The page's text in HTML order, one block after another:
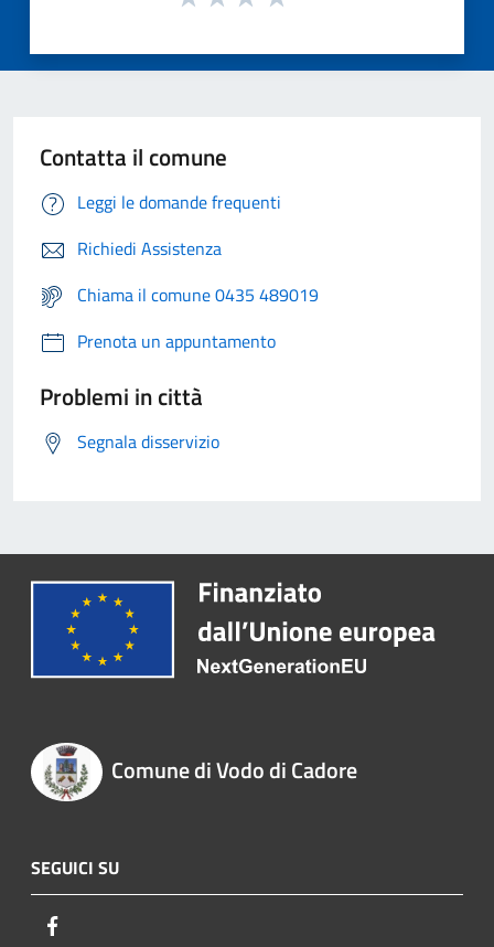
Contatta il comune
Leggi le domande frequenti
Richiedi Assistenza
Chiama il comune 0435 489019
Prenota un appuntamento
Problemi in città
Segnala disservizio
Comune di Vodo di Cadore
SEGUICI SU